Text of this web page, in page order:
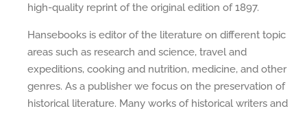
high-quality reprint of the original edition of 1897.
Hansebooks is editor of the literature on different topic
areas such as research and science, travel and
expeditions, cooking and nutrition, medicine, and other
genres. As a publisher we focus on the preservation of
historical literature. Many works of historical writers and